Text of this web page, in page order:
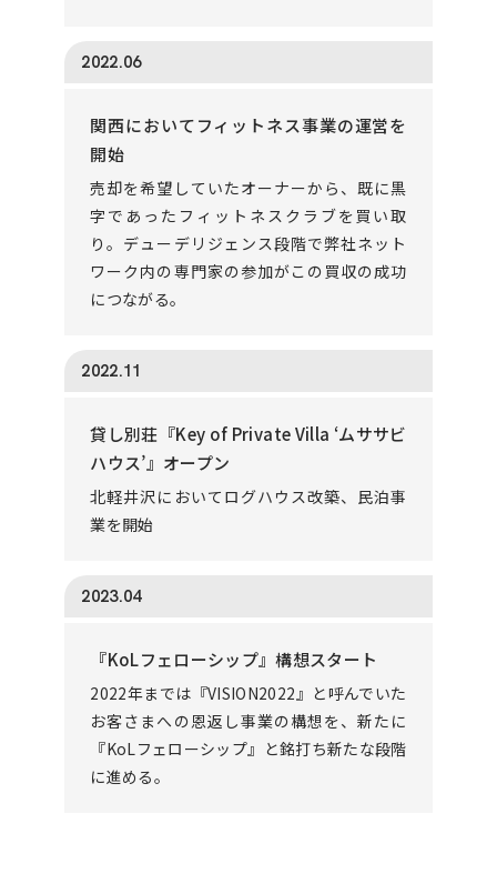
2022.06
関西においてフィットネス事業の運営を
開始
売却を希望していたオーナーから、既に黒
字であったフィットネスクラブを買い取
り。デューデリジェンス段階で弊社ネット
ワーク内の専門家の参加がこの買収の成功
につながる。
2022.11
貸し別荘『Key of Private Villa ‘ムササビ
ハウス’』オープン
北軽井沢においてログハウス改築、民泊事
業を開始
2023.04
『KoLフェローシップ』構想スタート
2022年までは『VISION2022』と呼んでいた
お客さまへの恩返し事業の構想を、新たに
『KoLフェローシップ』と銘打ち新たな段階
に進める。